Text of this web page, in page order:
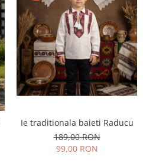
Ie traditionala baieti Raducu
189,00 RON
99,00 RON